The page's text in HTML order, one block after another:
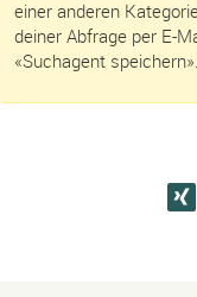
einer anderen
deiner Abfrage per E-
«Suchagent speichern».